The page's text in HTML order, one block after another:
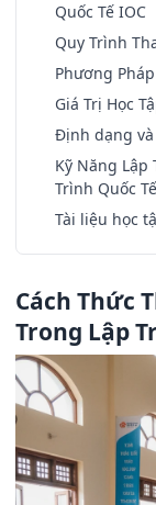
Quốc Tế IOC
Quy Trình
Phương
Giá Trị Học
Định dạng
Kỹ Năng Lập
Trình Quốc
Tài liệu học
Cách Thức
Trong Lập